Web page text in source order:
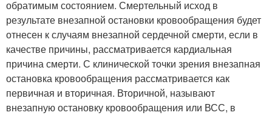
обратимым состоянием. Смертельный исход в
результате внезапной остановки кровообращения будет
отнесен к случаям внезапной сердечной смерти, если в
качестве причины, рассматривается кардиальная
причина смерти. С клинической точки зрения внезапная
остановка кровообращения рассматривается как
первичная и вторичная. Вторичной, называют
внезапную остановку кровообращения или ВСС, в